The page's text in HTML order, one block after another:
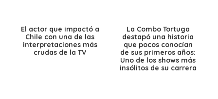
El actor que impactó a
Chile con una de las
interpretaciones más
crudas de la TV
La Combo Tortuga
destapó una historia
que pocos conocían
de sus primeros años:
Uno de los shows más
insólitos de su carrera